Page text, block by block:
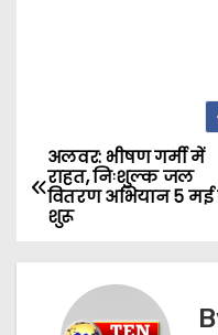
P
o
s
अलवर: भीषण गर्मी में
राहत, निःशुल्क जल
वितरण अभियान 5
शुरू